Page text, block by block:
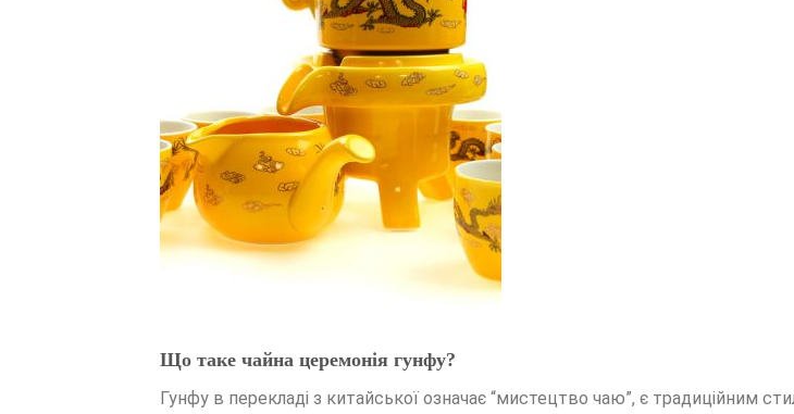
Що таке чайна церемонія гунфу?
Гунфу в перекладі з китайської означає “мистецтво чаю”, є традиційним